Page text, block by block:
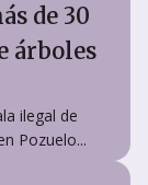
de 30
árboles
ilegal de
Pozuelo...